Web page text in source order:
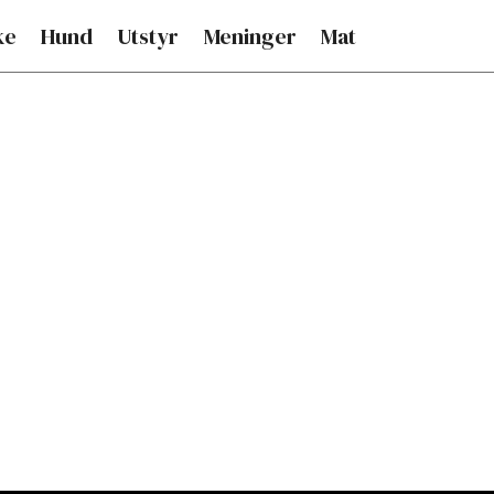
Hund Utstyr Meninger Mat